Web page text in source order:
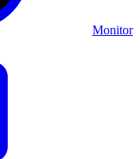
Monitor